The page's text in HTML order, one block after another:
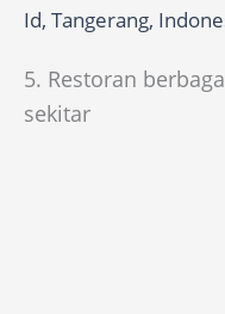
Id, Tangerang,
5. Restoran
sekitar